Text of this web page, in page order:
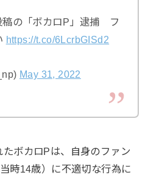
稿の「ボカロP」逮捕 フ
https://t.co/6LcrbGISd2
May 31, 2022
たボカロPは、自身のファン
時14歳）に不適切な行為に